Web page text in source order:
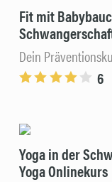
Fit mit
Dein
6
Yoga in der
Yoga Onlinekurs